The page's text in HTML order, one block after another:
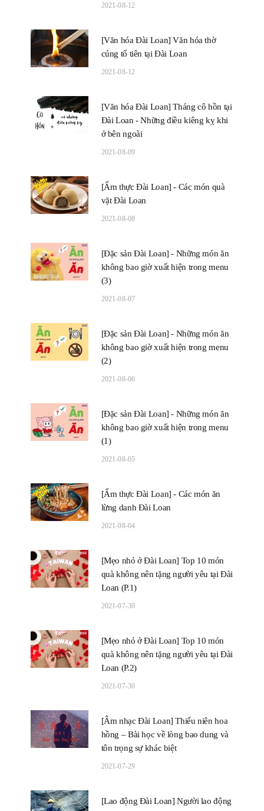
2021-08-12
[Văn hóa Đài Loan] Văn hóa thờ
cúng tổ tiên tại Đài Loan
2021-08-12
[Văn hóa Đài Loan] Tháng cô hồn tại
Đài Loan - Những điều kiêng kỵ khi
ở bên ngoài
2021-08-09
[Ẩm thực Đài Loan] - Các món quà
vặt Đài Loan
2021-08-08
[Đặc sản Đài Loan] - Những món ăn
không bao giờ xuất hiện trong menu
(3)
2021-08-07
[Đặc sản Đài Loan] - Những món ăn
không bao giờ xuất hiện trong menu
(2)
2021-08-06
[Đặc sản Đài Loan] - Những món ăn
không bao giờ xuất hiện trong menu
(1)
2021-08-05
[Ẩm thực Đài Loan] - Các món ăn
lừng danh Đài Loan
2021-08-04
[Mẹo nhỏ ở Đài Loan] Top 10 món
quà không nên tặng người yêu tại Đài
Loan (P.1)
2021-07-30
[Mẹo nhỏ ở Đài Loan] Top 10 món
quà không nên tặng người yêu tại Đài
Loan (P.2)
2021-07-30
[Âm nhạc Đài Loan] Thiếu niên hoa
hồng – Bài học về lòng bao dung và
tôn trọng sự khác biệt
2021-07-29
[Lao động Đài Loan] Người lao động